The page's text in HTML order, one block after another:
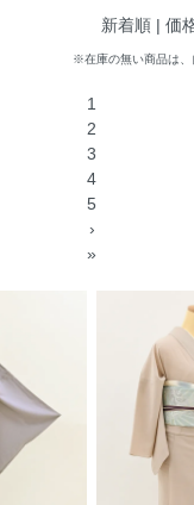
新着順 | 価
※在庫の無い商品は、
1
2
3
4
5
›
»